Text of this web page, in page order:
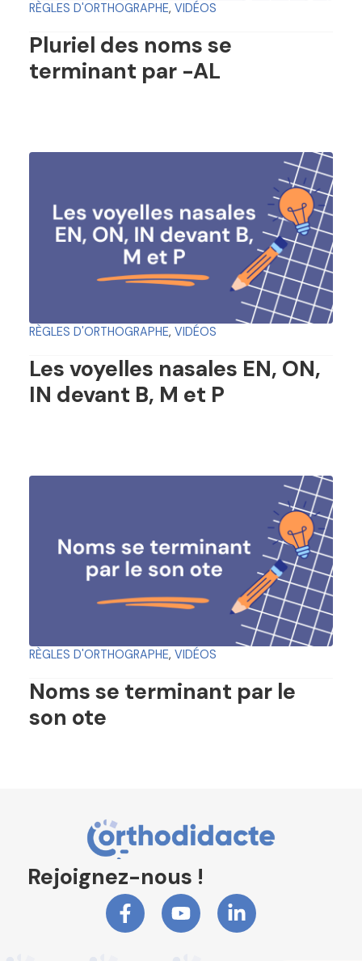
RÈGLES D'ORTHOGRAPHE, VIDÉOS
Pluriel des noms se
terminant par -AL
RÈGLES D'ORTHOGRAPHE, VIDÉOS
Les voyelles nasales EN, ON,
IN devant B, M et P
RÈGLES D'ORTHOGRAPHE, VIDÉOS
Noms se terminant par le
son ote
Rejoignez-nous !